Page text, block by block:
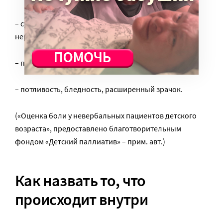
– суетливое состояние, тревога, беспокойство и
нервные движения;
– повышение пульса и артериального давления;
– потливость, бледность, расширенный зрачок.
(«Оценка боли у невербальных пациентов детского
возраста», предоставлено благотворительным
фондом «Детский паллиатив» – прим. авт.)
Как назвать то, что
происходит внутри